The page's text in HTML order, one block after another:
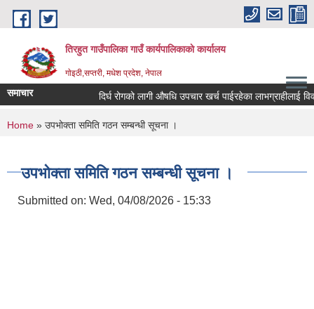
Skip to main content
तिरहुत गाउँपालिका गाउँ कार्यपालिकाकाे कार्यालय
गाेइठी,सप्तरी, मधेश प्रदेश, नेपाल
समाचार दिर्घ रोगको लागी औषधि उपचार खर्च पाईरहेका लाभग्राहीलाई
You are here
Home » उपभोक्ता समिति गठन सम्बन्धी सूचना ।
उपभोक्ता समिति गठन सम्बन्धी सूचना ।
Submitted on: Wed, 04/08/2026 - 15:33